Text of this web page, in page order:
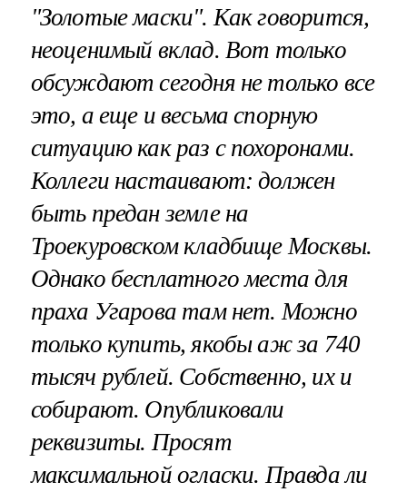
"Золотые маски". Как говорится,
неоценимый вклад. Вот только
обсуждают сегодня не только все
это, а еще и весьма спорную
ситуацию как раз с похоронами.
Коллеги настаивают: должен
быть предан земле на
Троекуровском кладбище Москвы.
Однако бесплатного места для
праха Угарова там нет. Можно
только купить, якобы аж за 740
тысяч рублей. Собственно, их и
собирают. Опубликовали
реквизиты. Просят
максимальной огласки. Правда ли